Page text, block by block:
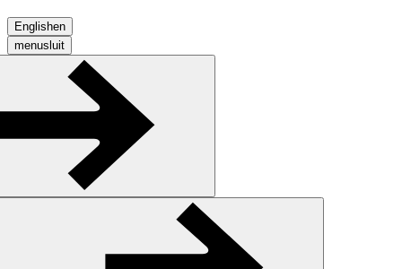
Englishen
menusluit